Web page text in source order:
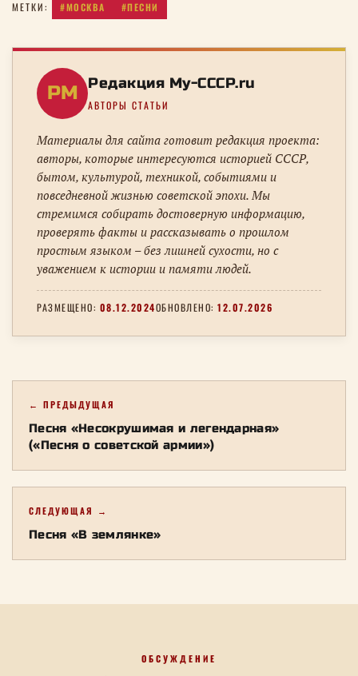
МЕТКИ: #МОСКВА #ПЕСНИ
РM Редакция My-CCCP.ru
АВТОРЫ СТАТЬИ
Материалы для сайта готовит редакция проекта:
авторы, которые интересуются историей СССР,
бытом, культурой, техникой, событиями и
повседневной жизнью советской эпохи. Мы
стремимся собирать достоверную информацию,
проверять факты и рассказывать о прошлом
простым языком – без лишней сухости, но с
уважением к истории и памяти людей.
РАЗМЕЩЕНО: 08.12.2024ОБНОВЛЕНО: 12.07.2026
← ПРЕДЫДУЩАЯ
Песня «Несокрушимая и легендарная»
(«Песня о советской армии»)
СЛЕДУЮЩАЯ →
Песня «В землянке»
ОБСУЖДЕНИЕ